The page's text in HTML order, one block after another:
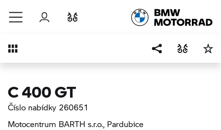
Přejít na hlavní obsah
Přihlášení
Přehled
C 400 GT
Číslo nabídky 260651
Motocentrum BARTH s.r.o., Pardubice